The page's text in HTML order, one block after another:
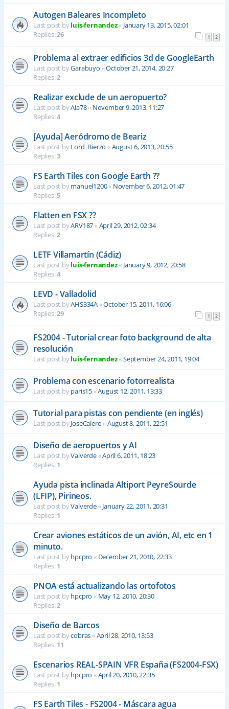
Autogen Baleares Incompleto
Last post byluis-fernandez« January 13, 2015, 02:01
Replies:26 1 2
Problema al extraer edificios 3d de GoogleEarth
Last post byGarabuyo «October 21, 2014, 20:27
Replies:2
Realizar exclude de un aeropuerto?
Last post byAla78« November 9, 2013, 11:27
Replies:4
[Ayuda] Aeródromo de Beariz
Last post byLord_Bierzo «August 6, 2013, 20:55
Replies:3
FS Earth Tiles con Google Earth ??
Last post bymanuel1200« November 6, 2012, 01:47
Replies:5
Flatten en FSX ??
Last post byARV187«April 29, 2012, 02:34
Replies:2
LETF Villamartín (Cádiz)
Last post byluis-fernandez« January 9, 2012, 20:58
Replies:4
LEVD - Valladolid
Last post byAHS334A«October 15, 2011, 16:06
Replies:29 1 2
FS2004 - Tutorial crear foto background de alta
resolución
Last post byluis-fernandez«September 24, 2011, 19:04
Problema con escenario fotorrealista
Last post byparis15«August 12, 2011, 13:33
Tutorial para pistas con pendiente (en inglés)
Last post byJoseCalero«August 8, 2011, 22:51
Diseño de aeropuertos y AI
Last post byValverde«April 6, 2011, 18:23
Replies:1
Ayuda pista inclinada Altiport PeyreSourde
(LFIP), Pirineos.
Last post byValverde«January 22, 2011, 20:31
Replies:1
Crear aviones estáticos de un avión, AI, etc en 1
minuto.
Last post byhpcpro « December 21, 2010, 22:33
Replies:1
PNOA está actualizando las ortofotos
Last post byhpcpro « May 12, 2010, 20:30
Replies:2
Diseño de Barcos
Last post bycobras«April 28, 2010, 13:53
Replies:11
Escenarios REAL-SPAIN VFR España (FS2004-FSX)
Last post byhpcpro «April 20, 2010, 22:35
Replies:1
FS Earth Tiles - FS2004 - Máscara agua